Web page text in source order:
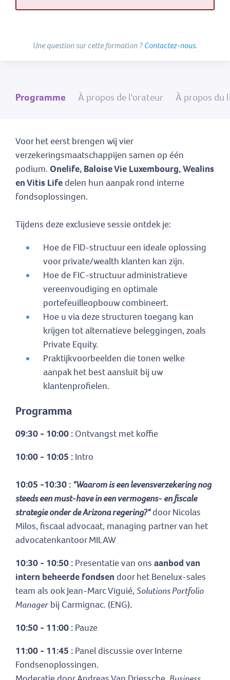
Une question sur cette formation ?Contactez-nous.
Programme À propos de l'orateur À propos du
Voor het eerst brengen wij vier
verzekeringsmaatschappijen samen op één
podium. Onelife, Baloise Vie Luxembourg, Wealins
en Vitis Lifedelen hun aanpak rond interne
fondsoplossingen.
Tijdens deze exclusieve sessie ontdek je:
Hoe de FID-structuur een ideale oplossing
voor private/wealth klanten kan zijn.
Hoe de FIC-structuur administratieve
vereenvoudiging en optimale
portefeuilleopbouw combineert.
Hoe u via deze structuren toegang kan
krijgen tot alternatieve beleggingen, zoals
Private Equity.
Praktijkvoorbeelden die tonen welke
aanpak het best aansluit bij uw
klantenprofielen.
Programma
09:30 - 10:00 : Ontvangst met koffie
10:00 - 10:05 : Intro
10:05 -10:30 : "Waarom is een levensverzekering nog
steeds een must-have in een vermogens- en fiscale
strategie onder de Arizona regering?"door Nicolas
Milos, fiscaal advocaat, managing partner van het
advocatenkantoor MILAW
10:30 - 10:50 : Presentatie van ons aanbod van
intern beheerde fondsen door het Benelux-sales
team als ook Jean-Marc Viguié, Solutions Portfolio
Manager bij Carmignac. (ENG).
10:50 - 11:00 : Pauze
11:00 - 11:45 : Panel discussieover Interne
Fondsenoplossingen.